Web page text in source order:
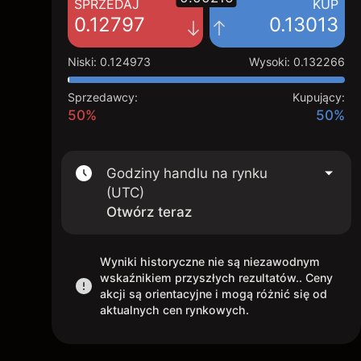
SPRZEDAJ
0.12797
KUP
0.13013
Niski: 0.124973 Wysoki: 0.132266
Sprzedawcy:
50%
Kupujący:
50%
Godziny handlu na rynku
(UTC)
Otwórz teraz
Wyniki historyczne nie są niezawodnym
wskaźnikiem przyszłych rezultatów.. Ceny
akcji są orientacyjne i mogą różnić się od
aktualnych cen rynkowych.